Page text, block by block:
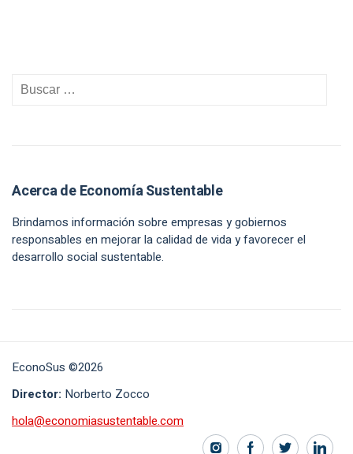
Acerca de Economía Sustentable
Brindamos información sobre empresas y gobiernos
responsables en mejorar la calidad de vida y favorecer el
desarrollo social sustentable.
EconoSus ©2026
Director: Norberto Zocco
hola@economiasustentable.com